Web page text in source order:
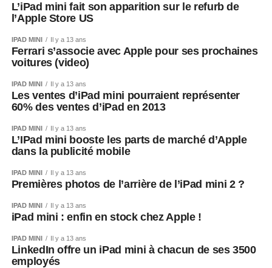
L’iPad mini fait son apparition sur le refurb de
l’Apple Store US
IPAD MINI Il y a 13 ans
Ferrari s’associe avec Apple pour ses prochaines
voitures (video)
IPAD MINI Il y a 13 ans
Les ventes d’iPad mini pourraient représenter
60% des ventes d’iPad en 2013
IPAD MINI Il y a 13 ans
L’IPad mini booste les parts de marché d’Apple
dans la publicité mobile
IPAD MINI Il y a 13 ans
Premières photos de l’arrière de l’iPad mini 2 ?
IPAD MINI Il y a 13 ans
iPad mini : enfin en stock chez Apple !
IPAD MINI Il y a 13 ans
LinkedIn offre un iPad mini à chacun de ses 3500
employés